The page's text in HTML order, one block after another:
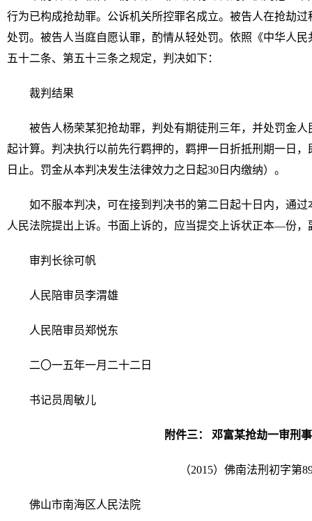
行为已构成抢劫罪。公诉机关所控罪名成立。被告人在抢劫
处罚。被告人当庭自愿认罪，酌情从轻处罚。依照《中华人
五十二条、第五十三条之规定，判决如下：
裁判结果
被告人杨荣某犯抢劫罪，判处有期徒刑三年，并处罚金
起计算。判决执行以前先行羁押的，羁押一日折抵刑期一日，
日止。罚金从本判决发生法律效力之日起30日内缴纳）。
如不服本判决，可在接到判决书的第二日起十日内，通
人民法院提出上诉。书面上诉的，应当提交上诉状正本—份，
审判长徐可帆
人民陪审员李渭雄
人民陪审员郑悦东
二〇一五年一月二十二日
书记员周敏儿
附件三： 邓富某抢劫一审刑
（2015）佛南法刑初字第
佛山市南海区人民法院